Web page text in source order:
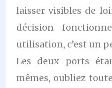
laisser visibles de
décision
utilisation, c’est un
Les deux ports
mêmes, oubliez